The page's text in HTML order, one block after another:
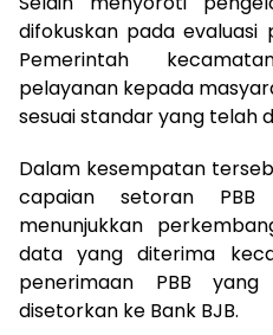
difokuskan pada evaluasi
Pemerintah
pelayanan kepada
sesuai standar yang telah
Dalam kesempatan
capaian setoran
menunjukkan
data yang diterima
penerimaan PBB
disetorkan ke Bank BJB.